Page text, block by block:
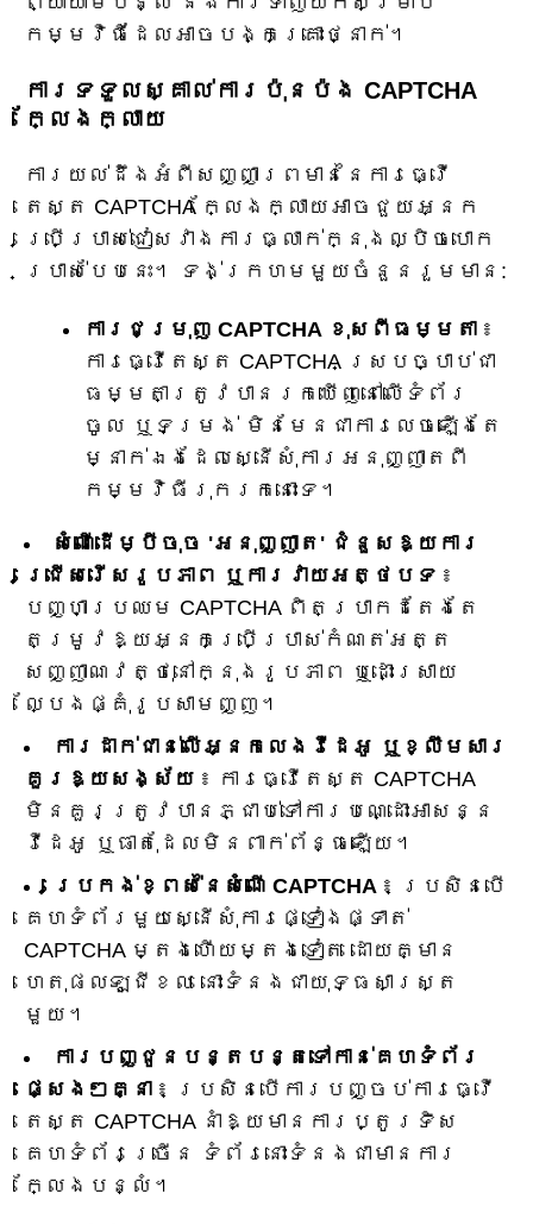
កម្មវិធីដែលអាចបង្កគ្រោះថ្នាក់។
ការទទួលស្គាល់ការប៉ុនប៉ង CAPTCHA
ក្លែងក្លាយ
ការយល់ដឹងអំពីសញ្ញាព្រមាននៃការធ្វើ
តេស្ត CAPTCHA ក្លែងក្លាយអាចជួយអ្នក
ប្រើប្រាស់ជៀសវាងការធ្លាក់ក្នុងល្បិចបោក
ប្រាស់បែបនេះ។ ទង់ក្រហមមួយចំនួនរួមមាន:
ការជម្រុញ CAPTCHA ខុសពីធម្មតា ៖
ការធ្វើតេស្ត CAPTCHA ស្របច្បាប់ជា
ធម្មតាត្រូវបានរកឃើញនៅលើទំព័រ
ចូល ឬទម្រង់ មិនមែនជាការលេចឡើងតែ
ម្នាក់ឯងដែលស្នើសុំការអនុញ្ញាតពី
កម្មវិធីរុករកនោះទេ។
សំណើដើម្បីចុច 'អនុញ្ញាត' ជំនួសឱ្យការ
ជ្រើសរើសរូបភាព ឬការវាយអត្ថបទ ៖
បញ្ហាប្រឈម CAPTCHA ពិតប្រាកដតែងតែ
តម្រូវឱ្យអ្នកប្រើប្រាស់កំណត់អត្ត
សញ្ញាណវត្ថុនៅក្នុងរូបភាព ឬដោះស្រាយ
ល្បែងផ្គុំរូបសាមញ្ញ។
ការដាក់ជាន់លើអ្នកលេងវីដេអូ ឬខ្លឹមសារ
គួរឱ្យសង្ស័យ ៖ ការធ្វើតេស្ត CAPTCHA
មិនគួរត្រូវបានភ្ជាប់ទៅការបណ្ដោះអាសន្ន
វីដេអូ ឬធាតុដែលមិនពាក់ព័ន្ធឡើយ។
ប្រេកង់ខ្ពស់នៃសំណើ CAPTCHA ៖ ប្រសិនបើ
គេហទំព័រមួយស្នើសុំការផ្ទៀងផ្ទាត់
CAPTCHA ម្តងហើយម្តងទៀត ដោយគ្មាន
ហេតុផលឡូជីខល នោះទំនងជាយុទ្ធសាស្ត្រ
មួយ។
ការបញ្ជូនបន្តបន្តទៅកាន់គេហទំព័រ
ផ្សេងៗគ្នា ៖ ប្រសិនបើការបញ្ចប់ការធ្វើ
តេស្ត CAPTCHA នាំឱ្យមានការប្តូរទិស
គេហទំព័រច្រើន ទំព័រនោះទំនងជាមានការ
ក្លែងបន្លំ។